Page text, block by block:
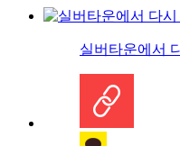
실버타운에서